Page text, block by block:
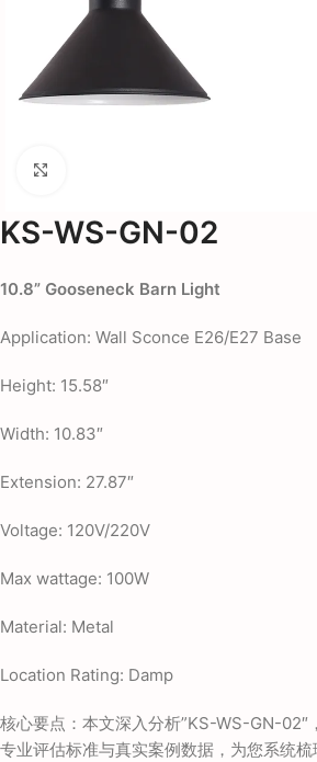
KS-WS-GN-02
10.8” Gooseneck Barn Light
Application: Wall Sconce E26/E27 Base
Height: 15.58″
Width: 10.83″
Extension: 27.87″
Voltage: 120V/220V
Max wattage: 100W
Material: Metal
Location Rating: Damp
核心要点：本文深入分析”KS-WS-GN-02″
专业评估标准与真实案例数据，为您系统